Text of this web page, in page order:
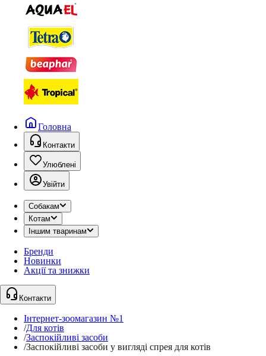
Головна
Контакти
Улюблені
Увійти
Собакам
Котам
Іншим тваринам
Бренди
Новинки
Акції та знижки
Контакти
Інтернет-зоомагазин №1
/Для котів
/Заспокійливі засоби
/Заспокійливі засоби у вигляді спрея для котів